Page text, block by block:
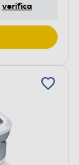
verifica